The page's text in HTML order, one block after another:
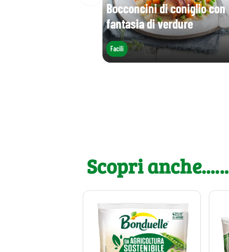
Bocconcini di coniglio con
fantasia di verdure
Facili
Scopri anche......